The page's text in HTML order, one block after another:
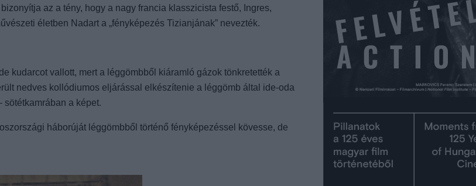
az a tény, hogy a nagy francia klasszicista festő, Ingres,
életben Nadart a „fényképezés Tizianjának” nevezték.
kudarcot vallott, mert a léggömbből kiáramló gázok tönkretették a
nedves kollódiumos eljárással elkészítenie a léggömb által ide-oda
sötétkamrában a képet.
háborúját léggömbből történő fényképezéssel kövesse, de